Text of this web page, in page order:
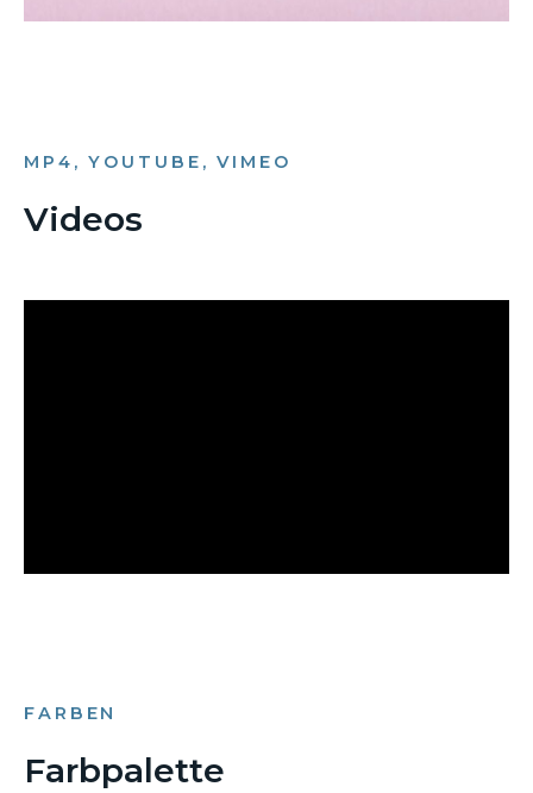
MP4, YOUTUBE, VIMEO
Videos
FARBEN
Farbpalette